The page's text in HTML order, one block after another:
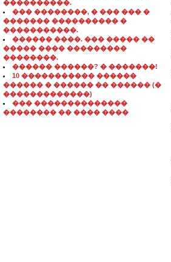
����������.
��� ��������, � ��� ��� �
������� ���������� �
�����������.
������ ����. ��� ����� ��
����� ���� ���������
��������.
������ ������? � �������!
10 ����������� ������
������ � ������ �� ������ (�
�������������)
��� ��������������
�������� �� ���� ����